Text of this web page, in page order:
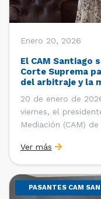
Enero 20, 2026
El CAM Santiago
Corte Suprema
del arbitraje y la
20 de enero de
viernes, el
Mediación (CAM)
del CAM Santiago,
la CCS, Carlos
Ver más
PASANTES CAM